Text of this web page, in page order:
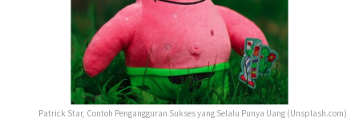
Patrick Star, Contoh Pengangguran Sukses yang Selalu Punya Uang (Unsplash.com)